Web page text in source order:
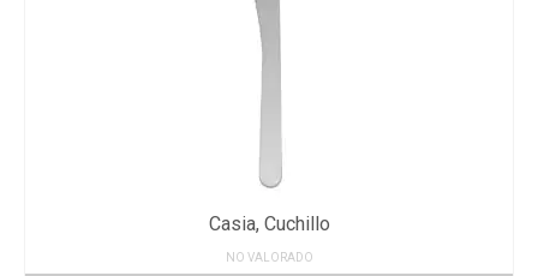
Casia, Cuchillo
NO VALORADO